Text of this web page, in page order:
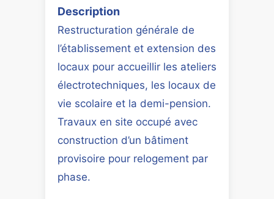
Description
Restructuration générale de
l’établissement et extension des
locaux pour accueillir les ateliers
électrotechniques, les locaux de
vie scolaire et la demi-pension.
Travaux en site occupé avec
construction d’un bâtiment
provisoire pour relogement par
phase.